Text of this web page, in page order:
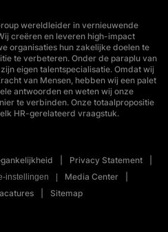
wereldleider in vernieuwende
creëren en leveren high-impact
organisaties hun zakelijke doelen te
te verbeteren. Onder de paraplu van
eigen talentspecialisatie. Omdat wij
van Mensen, hebben wij een palet
antwoorden en weten wij onze
te verbinden. Onze totaalpropositie
HR-gerelateerd vraagstuk.
Privacy Statement
instellingen
Media Center
Sitemap